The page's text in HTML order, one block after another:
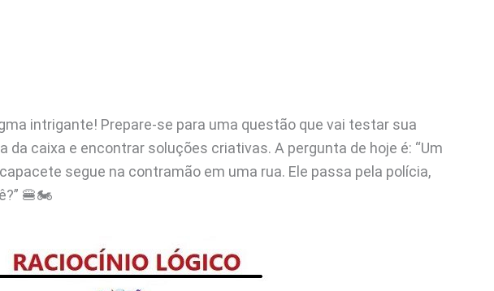
intrigante! Prepare-se para uma questão que vai testar sua
da caixa e encontrar soluções criativas. A pergunta de hoje é: “Um
segue na contramão em uma rua. Ele passa pela polícia,
🍔🏍️